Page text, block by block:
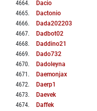
4664. Dacio
4665. Dactonio
4666. Dada202203
4667. Dadbot02
4668. Daddino21
4669. Dado732
4670. Dadoleyna
4671 . Daemonjax
4672. Daerp1
4673. Daevek
4674. Daffek